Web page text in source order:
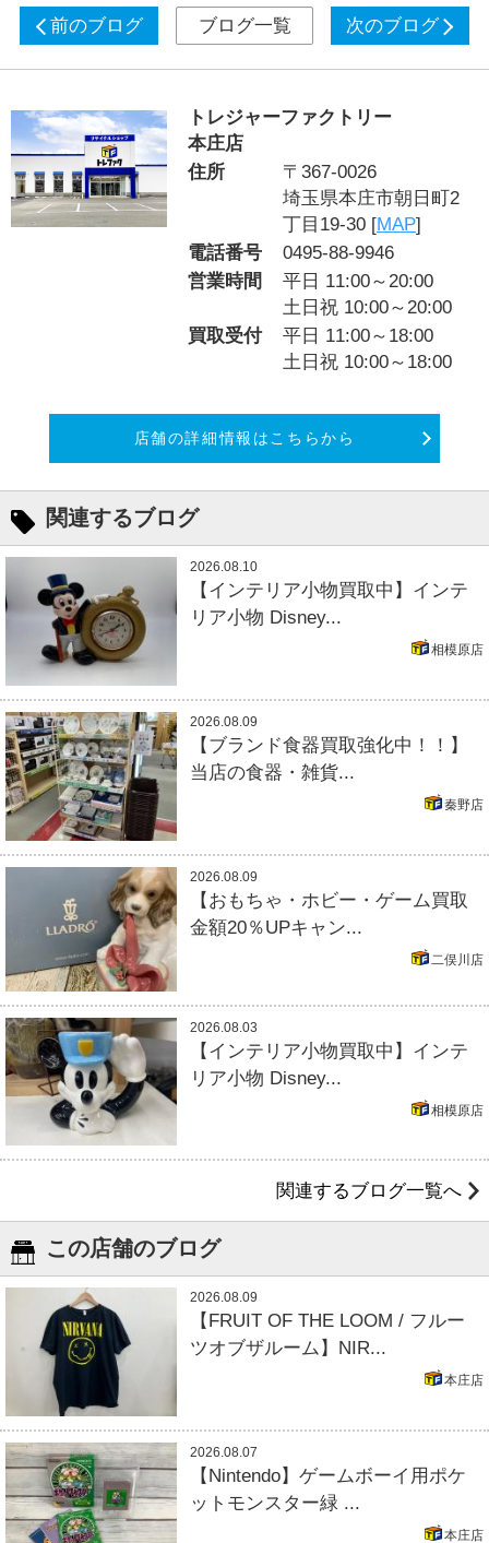
前のブログ ブログ一覧 次のブログ
トレジャーファクトリー
本庄店
住所
〒367-0026
埼玉県本庄市朝日町2
丁目19-30 [MAP]
電話番号
0495-88-9946
営業時間
平日 11:00～20:00
土日祝 10:00～20:00
買取受付
平日 11:00～18:00
土日祝 10:00～18:00
店舗の詳細情報はこちらから
関連するブログ
2026.08.10
【インテリア小物買取中】インテ
リア小物 Disney...
相模原店
2026.08.09
【ブランド食器買取強化中！！】
当店の食器・雑貨...
秦野店
2026.08.09
【おもちゃ・ホビー・ゲーム買取
金額20％UPキャン...
二俣川店
2026.08.03
【インテリア小物買取中】インテ
リア小物 Disney...
相模原店
関連するブログ一覧へ
この店舗のブログ
2026.08.09
【FRUIT OF THE LOOM / フルー
ツオブザルーム】NIR...
本庄店
2026.08.07
【Nintendo】ゲームボーイ用ポケ
ットモンスター緑 ...
本庄店